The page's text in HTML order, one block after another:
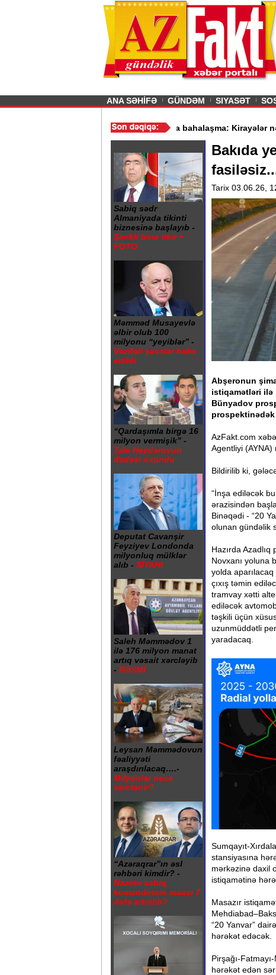
Previous
ANA SƏHİFƏ GÜNDƏM SIYASƏT
baş nazirə yumurta atdı - VİDEO/Mənzil bazarında bahalaşma:
Sabiq sədr
Almaniyada tikinti
biznesinə başlayıb -
Şərikli bina tikir +
FOTO
Məmməd Musayevlə
əlbir olub 100
milyonu “yeyiblər” -
Vəzifəli şəxslər həbs
edildi
“Qardaşımla birgə 16
milyon vermişik” -
Tale Heydərovun
ifadəsi oxundu
Deputat Cavanşir
Feyziyev Londonda
milyonluq mülklər
alıb - SİYAHI
Saleh Məmmədov 1
ilə 176 milyon manat
artıq vəsait xərcləyib
- RƏSMİ
Leysan Məmmədovun
fəaliyyəti
araşdırılacaq….-
Milyonlar necə
xərclənir?
“Azəraqrar”ın əsl
rəhbəri kimdir? -
Nazirin sabiq
komandirinin maaşı 7
dəfə artırılıb?
Bakıda
Tarix 03.06.26,
Abşeronun
istiqamətləri ilə
Bünyadov
AzFakt.com
Agentliyi (AYNA)
Bildirilib ki,
“İnşa ediləcək
ərazisindən
Binəqədi - “20
olunan gündəlik
Hazırda
Novxanı yoluna
yolda
çıxış təmin
tramvay xətti
ediləcək
təşkili üçün
uzunmüddətli
yaradacaq.
Sumqayıt-
stansiyasına
mərkəzinə daxil
istiqamətinə
Masazır
“20 Yanvar”
hərəkət edəcək.
Pirşağı-
hərəkət edən